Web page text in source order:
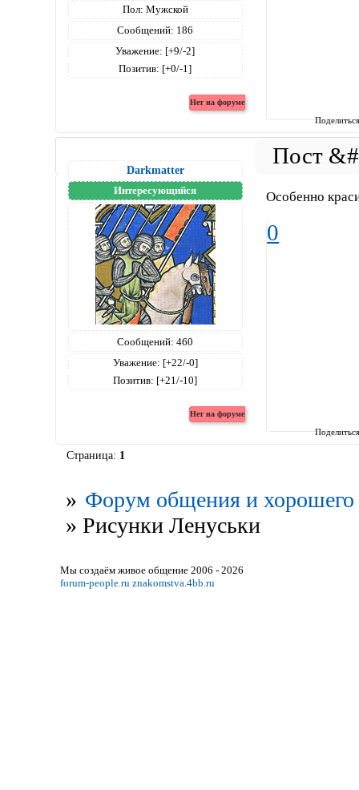
Пол: Мужской
Сообщений: 186
Уважение: [+9/-2]
Позитив: [+0/-1]
Darkmatter
Интересующийся
Сообщений: 460
Уважение: [+22/-0]
Позитив: [+21/-10]
Особенно
0
Страница: 1
» Форум общения и хорошего
» Рисунки Ленуськи
Мы создаём живое общение 2006 - 2026
forum-people.ru znakomstva.4bb.ru